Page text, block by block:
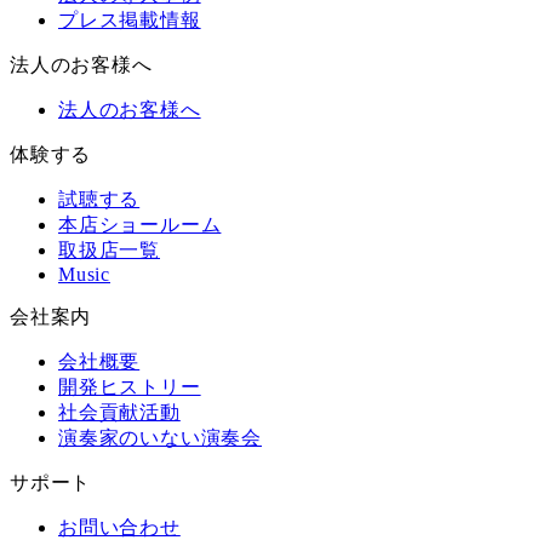
プレス掲載情報
法人のお客様へ
法人のお客様へ
体験する
試聴する
本店ショールーム
取扱店一覧
Music
会社案内
会社概要
開発ヒストリー
社会貢献活動
演奏家のいない演奏会
サポート
お問い合わせ